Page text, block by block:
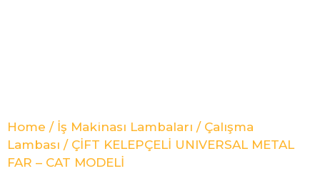
Home / İş Makinası Lambaları / Çalışma
Lambası / ÇİFT KELEPÇELİ UNIVERSAL METAL
FAR – CAT MODELİ